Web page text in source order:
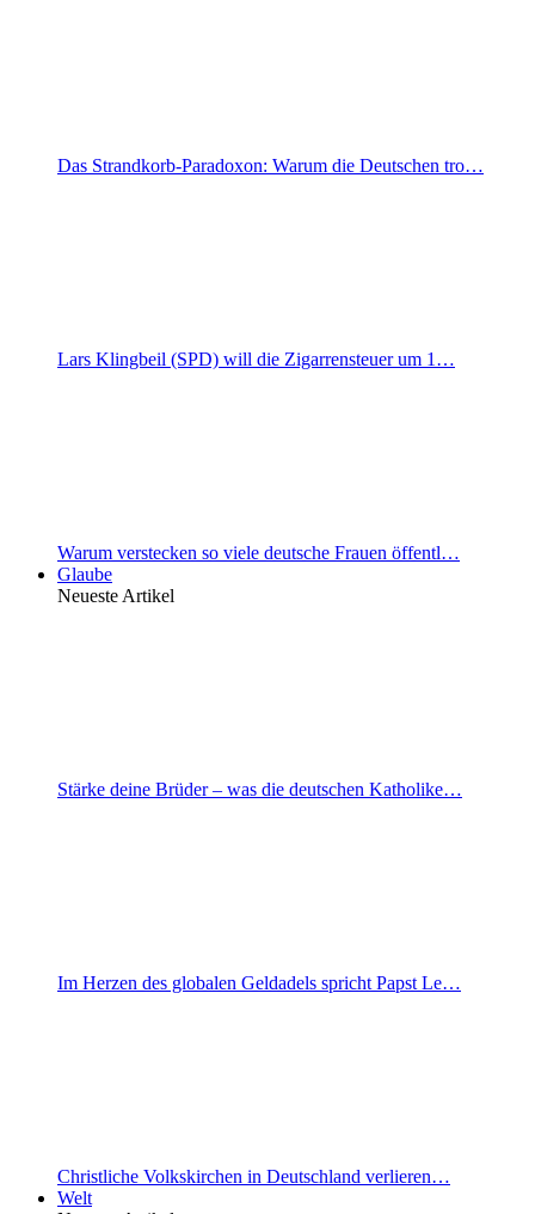
Das Strandkorb-Paradoxon: Warum die Deutschen tro…
Lars Klingbeil (SPD) will die Zigarrensteuer um 1…
Warum verstecken so viele deutsche Frauen öffentl…
Glaube
Neueste Artikel
Stärke deine Brüder – was die deutschen Katholike…
Im Herzen des globalen Geldadels spricht Papst Le…
Christliche Volkskirchen in Deutschland verlieren…
Welt